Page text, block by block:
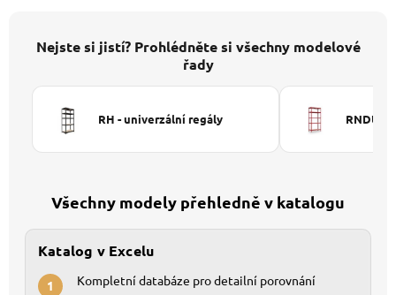
Nejste si jistí? Prohlédněte si všechny modelové
řady
RH - univerzální regály RNDU-
Všechny modely přehledně v katalogu
Katalog v Excelu
1 Kompletní databáze pro detailní porovnání